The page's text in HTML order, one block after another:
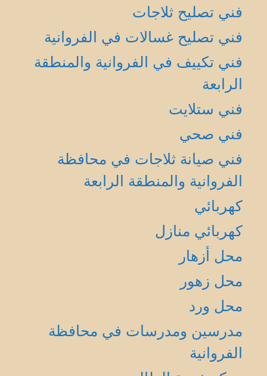
فني تصليح ثلاجات
فني تصليح غسالات في الفروانية
فني تكييف في الفروانية والمنطقة
الرابعة
فني ستلايت
فني صحي
فني صيانة ثلاجات في محافظة
الفروانية والمنطقة الرابعة
كهربائي
كهربائي منازل
محل أزهار
محل زهور
محل ورد
مدرسين ومدرسات في محافظة
الفروانية